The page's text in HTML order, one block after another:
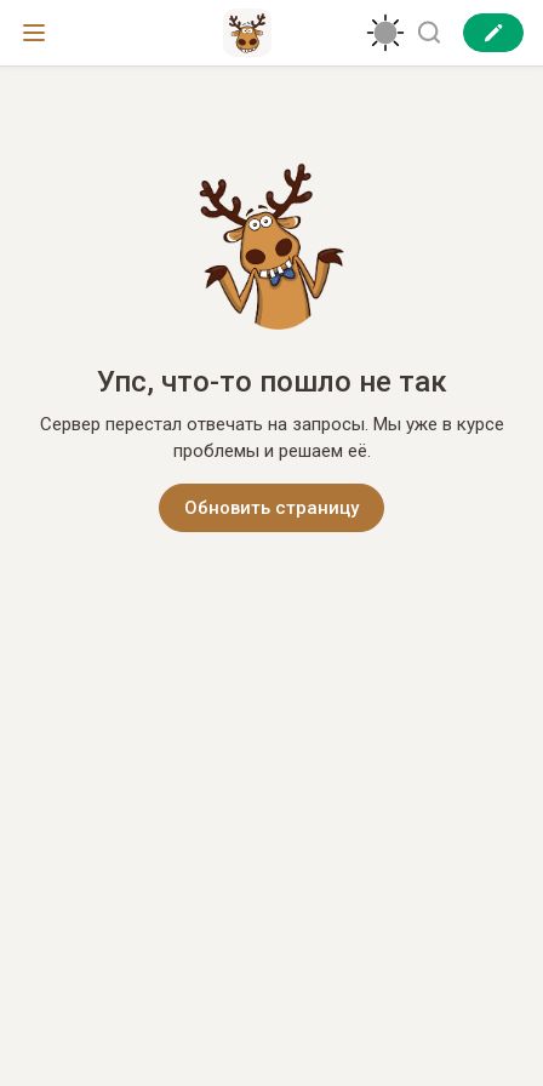
Упс, что-то пошло не так
Сервер перестал отвечать на запросы. Мы уже в курсе
проблемы и решаем её.
Обновить страницу